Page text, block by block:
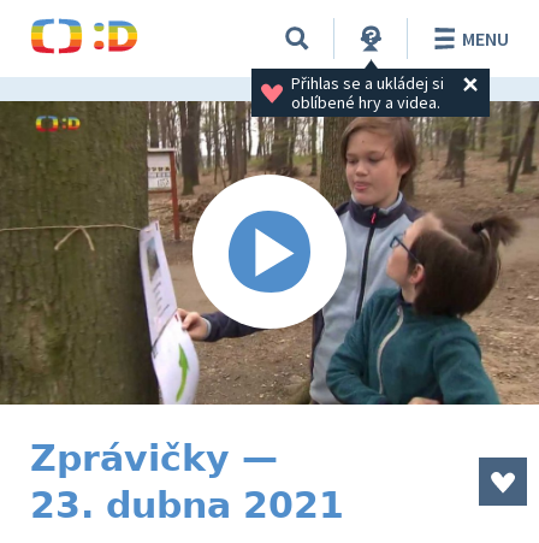
Přihlas se a ukládej si
oblíbené hry a videa.
MENU
Zprávičky —
23. dubna 2021